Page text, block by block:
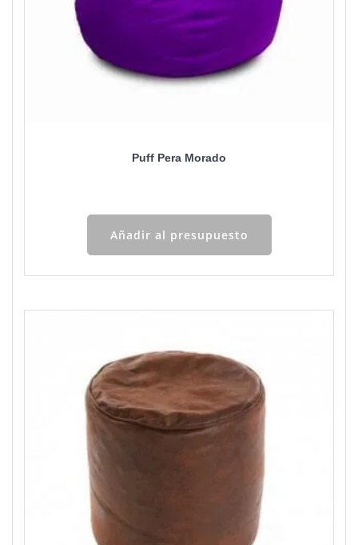
Puff Pera Morado
Añadir al presupuesto